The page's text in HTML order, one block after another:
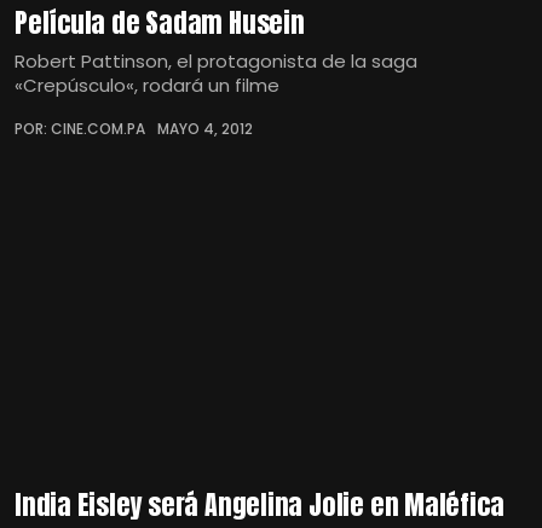
Película de Sadam Husein
Robert Pattinson, el protagonista de la saga
«Crepúsculo«, rodará un filme
POR: CINE.COM.PA MAYO 4, 2012
India Eisley será Angelina Jolie en Maléfica